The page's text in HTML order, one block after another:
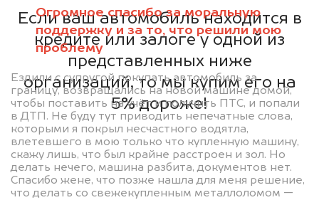
Огромное спасибо за моральную
поддержку и за то, что решили мою
проблему
Ездили с супругой покупать автомобиль за
границу, возвращались на новой машине домой,
чтобы поставить на учёт и получить ПТС, и попали
в ДТП. Не буду тут приводить непечатные слова,
которыми я покрыл несчастного водятла,
влетевшего в мою только что купленную машину,
скажу лишь, что был крайне расстроен и зол. Но
делать нечего, машина разбита, документов нет.
Спасибо жене, что позже нашла для меня решение,
что делать со свежекупленным металлоломом —
Если ваш автомобиль находится в
кредите или залоге у одной из
представленных ниже
организаций, то мы купим его на
5% дороже!